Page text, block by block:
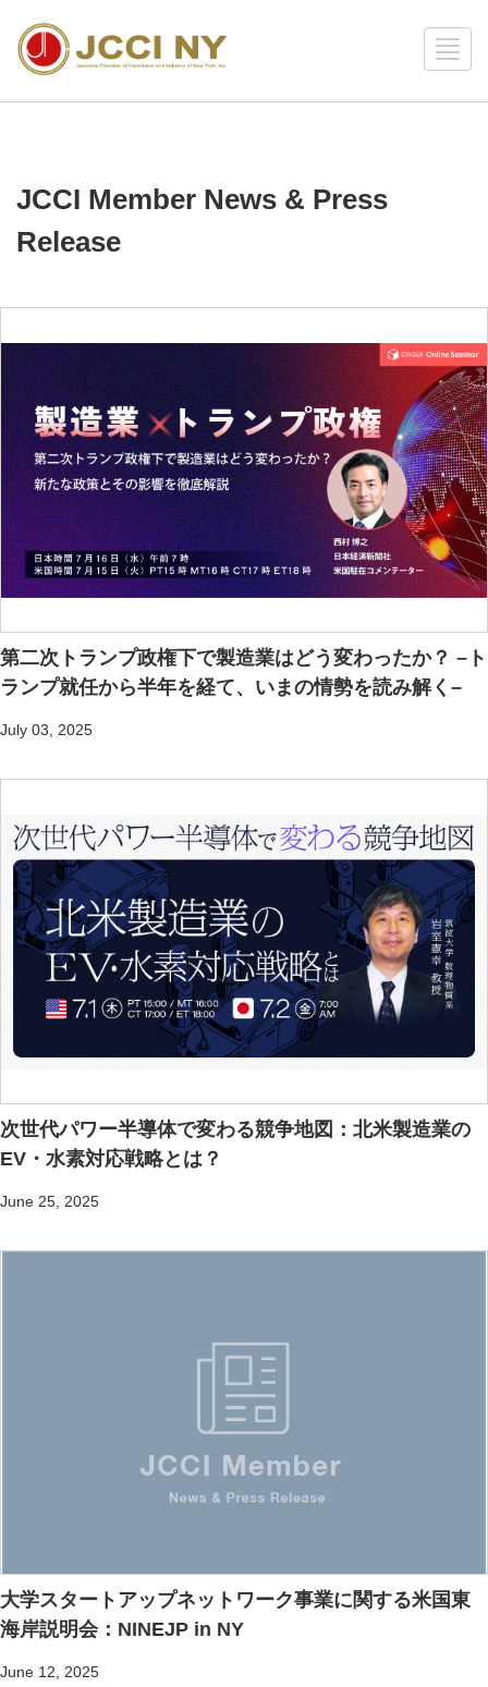
JCCI Member News & Press
Release
第二次トランプ政権下で製造業はどう変わったか？ –ト
ランプ就任から半年を経て、いまの情勢を読み解く–
July 03, 2025
次世代パワー半導体で変わる競争地図：北米製造業の
EV・水素対応戦略とは？
June 25, 2025
大学スタートアップネットワーク事業に関する米国東
海岸説明会：NINEJP in NY
June 12, 2025